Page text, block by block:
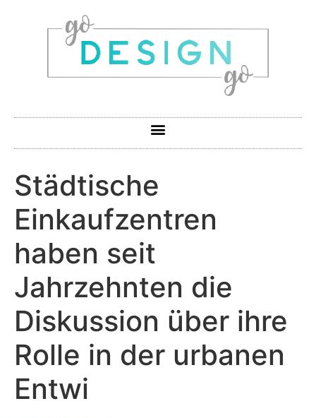
Städtische
Einkaufzentren
haben seit
Jahrzehnten die
Diskussion über ihre
Rolle in der urbanen
Entwi